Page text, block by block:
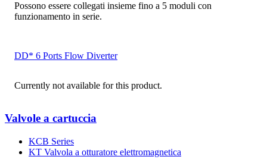
Possono essere collegati insieme fino a 5 moduli con
funzionamento in serie.
DD* 6 Ports Flow Diverter
Currently not available for this product.
Valvole a cartuccia
KCB Series
KT Valvola a otturatore elettromagnetica